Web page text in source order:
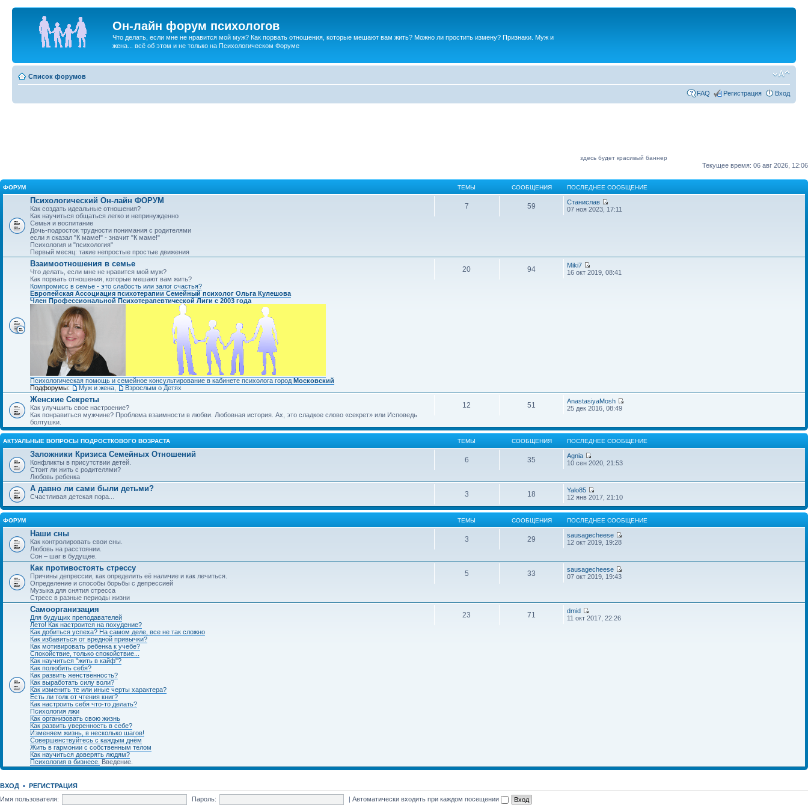
Он-лайн форум психологов
Что делать, если мне не нравится мой муж? Как порвать отношения, которые мешают вам жить? Можно ли простить измену? Признаки. Муж и
жена... всё об этом и не только на Психологическом Форуме
Список форумов
FAQ Регистрация Вход
здесь будет красивый баннер
Текущее время: 06 авг 2026, 12:06
ФОРУМ ТЕМЫ СООБЩЕНИЯ ПОСЛЕДНЕЕ СООБЩЕНИЕ
Психологический Он-лайн ФОРУМ
Как создать идеальные отношения?
Как научиться общаться легко и непринужденно
Семья и воспитание
Дочь-подросток трудности понимания с родителями
если я сказал "К маме!" - значит "К маме!"
Психология и "психология"
Первый месяц: такие непростые простые движения
7 59
Станислав
07 ноя 2023, 17:11
Взаимоотношения в семье
Что делать, если мне не нравится мой муж?
Как порвать отношения, которые мешают вам жить?
Компромисс в семье - это слабость или залог счастья?
Европейская Ассоциация психотерапии Семейный психолог Ольга Кулешова
Член Профессиональной Психотерапевтической Лиги с 2003 года
Психологическая помощь и семейное консультирование в кабинете психолога город Московский
Подфорумы:
Муж и жена Взрослым о Детях
20 94
Miki7
16 окт 2019, 08:41
Женские Секреты
Как улучшить свое настроение?
Как понравиться мужчине? Проблема взаимности в любви. Любовная история. Ах, это сладкое слово «секрет» или Исповедь
болтушки.
12 51
AnastasiyaMosh
25 дек 2016, 08:49
АКТУАЛЬНЫЕ ВОПРОСЫ ПОДРОСТКОВОГО ВОЗРАСТА ТЕМЫ СООБЩЕНИЯ ПОСЛЕДНЕЕ СООБЩЕНИЕ
Заложники Кризиса Семейных Отношений
Конфликты в присутствии детей.
Стоит ли жить с родителями?
Любовь ребенка
6 35
Agnia
10 сен 2020, 21:53
А давно ли сами были детьми?
Счастливая детская пора... 3 18
Yalo85
12 янв 2017, 21:10
ФОРУМ ТЕМЫ СООБЩЕНИЯ ПОСЛЕДНЕЕ СООБЩЕНИЕ
Наши сны
Как контролировать свои сны.
Любовь на расстоянии.
Сон – шаг в будущее.
3 29
sausagecheese
12 окт 2019, 19:28
Как противостоять стрессу
Причины депрессии, как определить её наличие и как лечиться.
Определение и способы борьбы с депрессией
Музыка для снятия стресса
Стресс в разные периоды жизни
5 33
sausagecheese
07 окт 2019, 19:43
Самоорганизация
Для будущих преподавателей
Лето! Как настроится на похудение?
Как добиться успеха? На самом деле, все не так сложно
Как избавиться от вредной привычки?
Как мотивировать ребенка к учебе?
Спокойствие, только спокойствие...
Как научиться "жить в кайф"?
Как полюбить себя?
Как развить женственность?
Как выработать силу воли?
Как изменить те или иные черты характера?
Есть ли толк от чтения книг?
Как настроить себя что-то делать?
Психология лжи
Как организовать свою жизнь
Как развить уверенность в себе?
Изменяем жизнь, в несколько шагов!
Совершенствуйтесь с каждым днём
Жить в гармонии с собственным телом
Как научиться доверять людям?
Психология в бизнесе. Введение.
23 71
dmid
11 окт 2017, 22:26
ВХОД • РЕГИСТРАЦИЯ
Имя пользователя:
Пароль: |Автоматически входить при каждом посещении